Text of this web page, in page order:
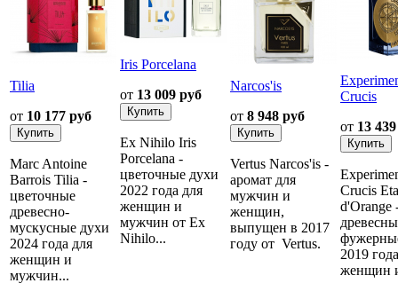
Tilia
от 10 177 руб
Marc Antoine
Barrois Tilia -
цветочные
древесно-
мускусные духи
2024 года для
женщин и
мужчин...
Iris Porcelana
от 13 009 руб
Ex Nihilo Iris
Porcelana -
цветочные духи
2022 года для
женщин и
мужчин от Ex
Nihilo...
Narcos'is
от 8 948 руб
Vertus Narcos'is -
аромат для
мужчин и
женщин,
выпущен в 2017
году от Vertus.
Crucis
от 13
Crucis
d'Orange
2019
женщин